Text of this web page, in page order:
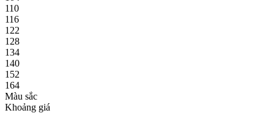
110
116
122
128
134
140
152
164
Màu sắc
Khoảng giá